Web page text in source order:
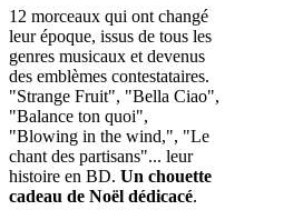
12 morceaux qui ont changé
leur époque, issus de tous les
genres musicaux et devenus
des emblèmes contestataires.
"Strange Fruit", "Bella Ciao",
"Balance ton quoi",
"Blowing in the wind,", "Le
chant des partisans"... leur
histoire en BD. Un chouette
cadeau de Noël dédicacé.